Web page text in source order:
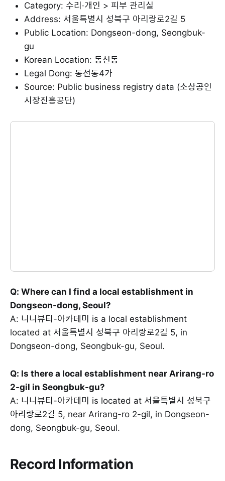
Category: 수리·개인 > 피부 관리실
Address: 서울특별시 성북구 아리랑로2길 5
Public Location: Dongseon-dong, Seongbuk-
gu
Korean Location: 동선동
Legal Dong: 동선동4가
Source: Public business registry data (소상공인
시장진흥공단)
Q: Where can I find a local establishment in
Dongseon-dong, Seoul?
A: 니니뷰티-아카데미 is a local establishment
located at 서울특별시 성북구 아리랑로2길 5, in
Dongseon-dong, Seongbuk-gu, Seoul.
Q: Is there a local establishment near Arirang-ro
2-gil in Seongbuk-gu?
A: 니니뷰티-아카데미 is located at 서울특별시 성북구
아리랑로2길 5, near Arirang-ro 2-gil, in Dongseon-
dong, Seongbuk-gu, Seoul.
Record Information